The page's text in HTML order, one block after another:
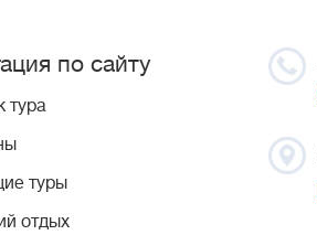
по сайту
тура
туры
отдых